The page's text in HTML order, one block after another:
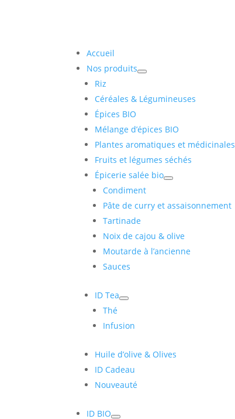
Accueil
Nos produits
Riz
Céréales & Légumineuses
Épices BIO
Mélange d’épices BIO
Plantes aromatiques et médicinales
Fruits et légumes séchés
Épicerie salée bio
Condiment
Pâte de curry et assaisonnement
Tartinade
Noix de cajou & olive
Moutarde à l’ancienne
Sauces
ID Tea
Thé
Infusion
Huile d’olive & Olives
ID Cadeau
Nouveauté
ID BIO